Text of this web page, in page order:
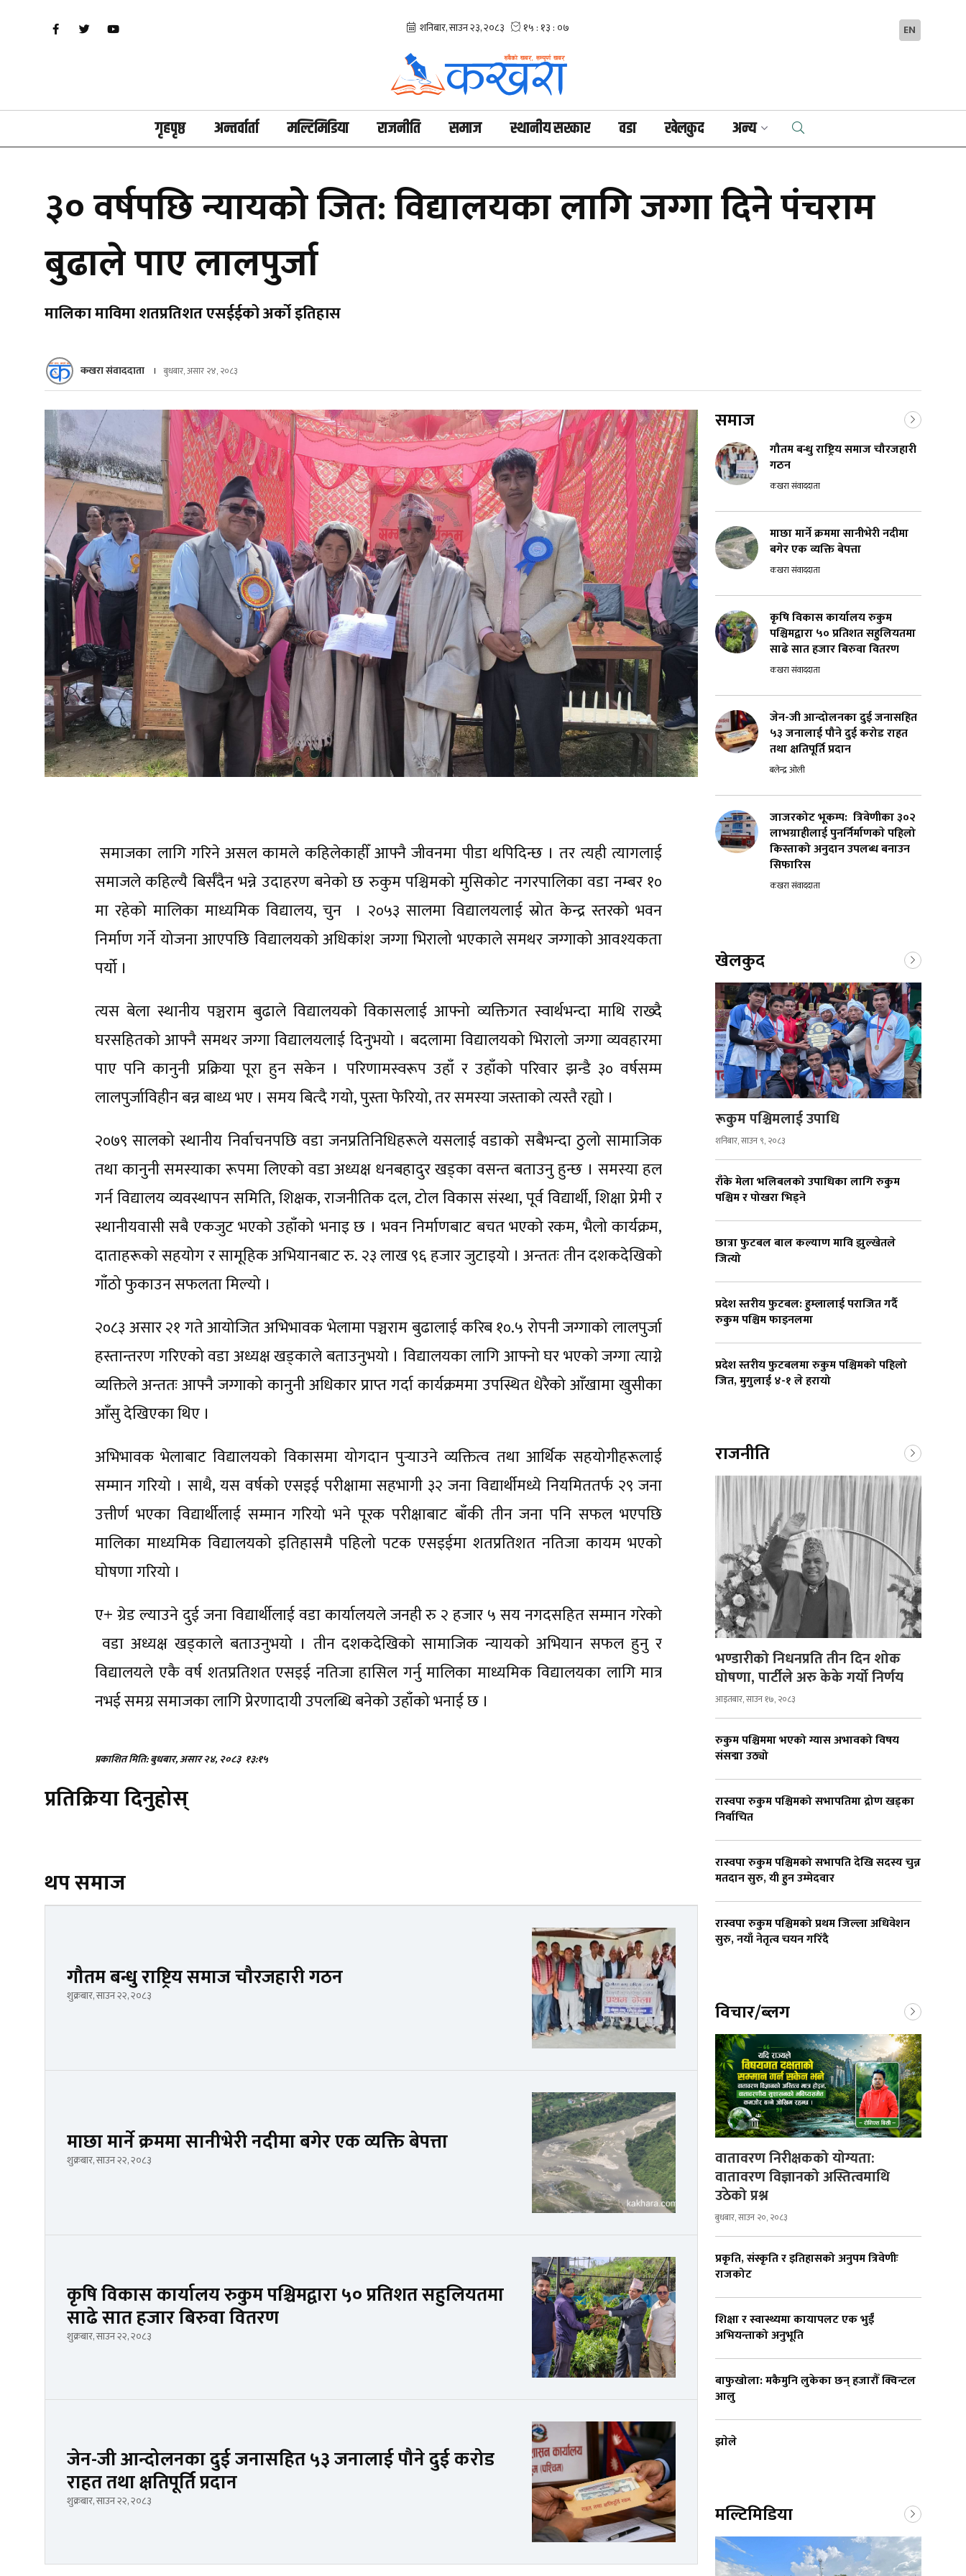
EN
गृहपृष्ठ अन्तर्वार्ता मल्टिमिडिया राजनीति समाज स्थानीय सरकार वडा खेलकुद अन्य
३० वर्षपछि न्यायको जित: विद्यालयका लागि जग्गा दिने पंचराम
बुढाले पाए लालपुर्जा
मालिका माविमा शतप्रतिशत एसईईको अर्को इतिहास
कखरा संवाददाता बुधबार, असार २४, २०८३
समाजका लागि गरिने असल कामले कहिलेकाहीँ आफ्नै जीवनमा पीडा थपिदिन्छ । तर त्यही त्यागलाई
समाजले कहिल्यै बिर्सँदैन भन्ने उदाहरण बनेको छ रुकुम पश्चिमको मुसिकोट नगरपालिका वडा नम्बर १०
मा रहेको मालिका माध्यमिक विद्यालय, चुन । २०५३ सालमा विद्यालयलाई स्रोत केन्द्र स्तरको भवन
निर्माण गर्ने योजना आएपछि विद्यालयको अधिकांश जग्गा भिरालो भएकाले समथर जग्गाको आवश्यकता
पर्यो ।
त्यस बेला स्थानीय पञ्चराम बुढाले विद्यालयको विकासलाई आफ्नो व्यक्तिगत स्वार्थभन्दा माथि राख्दै
घरसहितको आफ्नै समथर जग्गा विद्यालयलाई दिनुभयो । बदलामा विद्यालयको भिरालो जग्गा व्यवहारमा
पाए पनि कानुनी प्रक्रिया पूरा हुन सकेन । परिणामस्वरूप उहाँ र उहाँको परिवार झन्डै ३० वर्षसम्म
लालपुर्जाविहीन बन्न बाध्य भए । समय बित्दै गयो, पुस्ता फेरियो, तर समस्या जस्ताको त्यस्तै रह्यो ।
२०७९ सालको स्थानीय निर्वाचनपछि वडा जनप्रतिनिधिहरूले यसलाई वडाको सबैभन्दा ठुलो सामाजिक
तथा कानुनी समस्याका रूपमा लिएको वडा अध्यक्ष धनबहादुर खड्का वसन्त बताउनु हुन्छ । समस्या हल
गर्न विद्यालय व्यवस्थापन समिति, शिक्षक, राजनीतिक दल, टोल विकास संस्था, पूर्व विद्यार्थी, शिक्षा प्रेमी र
स्थानीयवासी सबै एकजुट भएको उहाँको भनाइ छ । भवन निर्माणबाट बचत भएको रकम, भैलो कार्यक्रम,
दाताहरूको सहयोग र सामूहिक अभियानबाट रु. २३ लाख ९६ हजार जुटाइयो । अन्ततः तीन दशकदेखिको
गाँठो फुकाउन सफलता मिल्यो ।
२०८३ असार २१ गते आयोजित अभिभावक भेलामा पञ्चराम बुढालाई करिब १०.५ रोपनी जग्गाको लालपुर्जा
हस्तान्तरण गरिएको वडा अध्यक्ष खड्काले बताउनुभयो । विद्यालयका लागि आफ्नो घर भएको जग्गा त्याग्ने
व्यक्तिले अन्ततः आफ्नै जग्गाको कानुनी अधिकार प्राप्त गर्दा कार्यक्रममा उपस्थित धेरैको आँखामा खुसीका
आँसु देखिएका थिए ।
अभिभावक भेलाबाट विद्यालयको विकासमा योगदान पुर्‍याउने व्यक्तित्व तथा आर्थिक सहयोगीहरूलाई
सम्मान गरियो । साथै, यस वर्षको एसइई परीक्षामा सहभागी ३२ जना विद्यार्थीमध्ये नियमिततर्फ २९ जना
उत्तीर्ण भएका विद्यार्थीलाई सम्मान गरियो भने पूरक परीक्षाबाट बाँकी तीन जना पनि सफल भएपछि
मालिका माध्यमिक विद्यालयको इतिहासमै पहिलो पटक एसइईमा शतप्रतिशत नतिजा कायम भएको
घोषणा गरियो ।
ए+ ग्रेड ल्याउने दुई जना विद्यार्थीलाई वडा कार्यालयले जनही रु २ हजार ५ सय नगदसहित सम्मान गरेको
वडा अध्यक्ष खड्काले बताउनुभयो । तीन दशकदेखिको सामाजिक न्यायको अभियान सफल हुनु र
विद्यालयले एकै वर्ष शतप्रतिशत एसइई नतिजा हासिल गर्नु मालिका माध्यमिक विद्यालयका लागि मात्र
नभई समग्र समाजका लागि प्रेरणादायी उपलब्धि बनेको उहाँको भनाई छ ।
प्रकाशित मिति: बुधबार, असार २४, २०८३ १३:१५
प्रतिक्रिया दिनुहोस्
थप समाज
गौतम बन्धु राष्ट्रिय समाज चौरजहारी गठन
शुक्रबार, साउन २२, २०८३
माछा मार्ने क्रममा सानीभेरी नदीमा बगेर एक व्यक्ति बेपत्ता
शुक्रबार, साउन २२, २०८३
कृषि विकास कार्यालय रुकुम पश्चिमद्वारा ५० प्रतिशत सहुलियतमा
साढे सात हजार बिरुवा वितरण
शुक्रबार, साउन २२, २०८३
जेन-जी आन्दोलनका दुई जनासहित ५३ जनालाई पौने दुई करोड
राहत तथा क्षतिपूर्ति प्रदान
शुक्रबार, साउन २२, २०८३
समाज
गौतम बन्धु राष्ट्रिय समाज चौरजहारी
गठन
कखरा संवाददाता
माछा मार्ने क्रममा सानीभेरी नदीमा
बगेर एक व्यक्ति बेपत्ता
कखरा संवाददाता
कृषि विकास कार्यालय रुकुम
पश्चिमद्वारा ५० प्रतिशत सहुलियतमा
साढे सात हजार बिरुवा वितरण
कखरा संवाददाता
जेन-जी आन्दोलनका दुई जनासहित
५३ जनालाई पौने दुई करोड राहत
तथा क्षतिपूर्ति प्रदान
बलेन्द्र ओली
जाजरकोट भूकम्प: त्रिवेणीका ३०२
लाभग्राहीलाई पुनर्निर्माणकाे पहिलो
किस्ताको अनुदान उपलब्ध बनाउन
सिफारिस
कखरा संवाददाता
खेलकुद
रूकुम पश्चिमलाई उपाधि
शनिबार, साउन ९, २०८३
राँके मेला भलिबलको उपाधिका लागि रुकुम
पश्चिम र पोखरा भिड्ने
छात्रा फुटबल बाल कल्याण मावि झुल्खेतले
जित्यो
प्रदेश स्तरीय फुटबल: हुम्लालाई पराजित गर्दै
रुकुम पश्चिम फाइनलमा
प्रदेश स्तरीय फुटबलमा रुकुम पश्चिमको पहिलो
जित, मुगुलाई ४-१ ले हरायो
राजनीति
भण्डारीको निधनप्रति तीन दिन शोक
घोषणा, पार्टीले अरु केके गर्यो निर्णय
आइतबार, साउन १७, २०८३
रुकुम पश्चिममा भएको ग्यास अभावको विषय
संसद्मा उठ्यो
रास्वपा रुकुम पश्चिमको सभापतिमा द्रोण खड्का
निर्वाचित
रास्वपा रुकुम पश्चिमको सभापति देखि सदस्य चुन्न
मतदान सुरु, यी हुन उम्मेदवार
रास्वपा रुकुम पश्चिमको प्रथम जिल्ला अधिवेशन
सुरु, नयाँ नेतृत्व चयन गरिँदै
विचार/ब्लग
वातावरण निरीक्षकको योग्यता:
वातावरण विज्ञानको अस्तित्वमाथि
उठेको प्रश्न
बुधबार, साउन २०, २०८३
प्रकृति, संस्कृति र इतिहासको अनुपम त्रिवेणीः
राजकोट
शिक्षा र स्वास्थ्यमा कायापलट एक भुईँ
अभियन्ताको अनुभूति
बाफुखोला: मकैमुनि लुकेका छन् हजारौँ क्विन्टल
आलु
झाेले
मल्टिमिडिया